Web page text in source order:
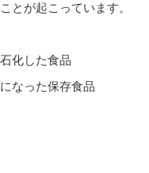
とが起こっています。
化した食品
なった保存食品